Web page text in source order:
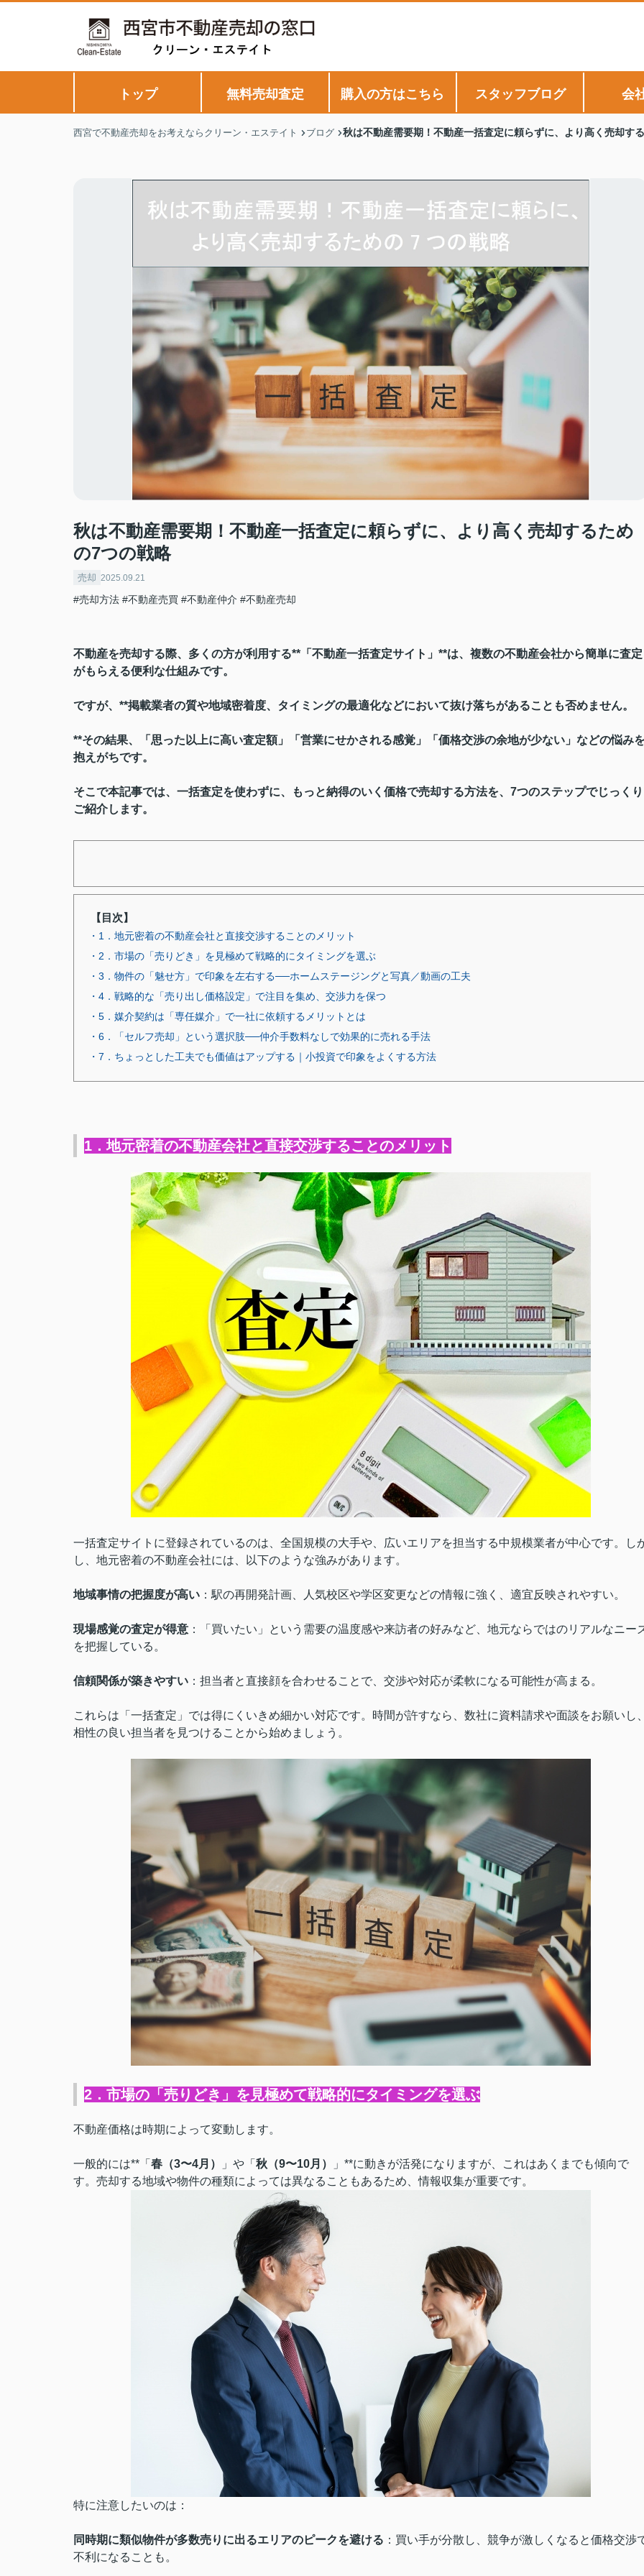
トップ 無料売却査定 購入の方はこちら スタッフブログ 会
西宮で不動産売却をお考えならクリーン・エステイト ブログ 秋は不動産需要期！不動産一括査定に頼らずに、より高く売却す
秋は不動産需要期！不動産一括査定に頼らずに、より高く売却するため
の7つの戦略
売却 2025.09.21
#売却方法 #不動産売買 #不動産仲介 #不動産売却
不動産を売却する際、多くの方が利用する**「不動産一括査定サイト」**は、複数の不動産会社から簡単に査定
がもらえる便利な仕組みです。
ですが、**掲載業者の質や地域密着度、タイミングの最適化などにおいて抜け落ちがあることも否めません。
**その結果、「思った以上に高い査定額」「営業にせかされる感覚」「価格交渉の余地が少ない」などの悩み
抱えがちです。
そこで本記事では、一括査定を使わずに、もっと納得のいく価格で売却する方法を、7つのステップでじっくり
ご紹介します。
【目次】
・1．地元密着の不動産会社と直接交渉することのメリット
・2．市場の「売りどき」を見極めて戦略的にタイミングを選ぶ
・3．物件の「魅せ方」で印象を左右する──ホームステージングと写真／動画の工夫
・4．戦略的な「売り出し価格設定」で注目を集め、交渉力を保つ
・5．媒介契約は「専任媒介」で一社に依頼するメリットとは
・6．「セルフ売却」という選択肢──仲介手数料なしで効果的に売れる手法
・7．ちょっとした工夫でも価値はアップする｜小投資で印象をよくする方法
1．地元密着の不動産会社と直接交渉することのメリット
一括査定サイトに登録されているのは、全国規模の大手や、広いエリアを担当する中規模業者が中心です。し
し、地元密着の不動産会社には、以下のような強みがあります。
地域事情の把握度が高い ：駅の再開発計画、人気校区や学区変更などの情報に強く、適宜反映されやすい。
現場感覚の査定が得意 ：「買いたい」という需要の温度感や来訪者の好みなど、地元ならではのリアルなニー
を把握している。
信頼関係が築きやすい ：担当者と直接顔を合わせることで、交渉や対応が柔軟になる可能性が高まる。
これらは「一括査定」では得にくいきめ細かい対応です。時間が許すなら、数社に資料請求や面談をお願いし
相性の良い担当者を見つけることから始めましょう。
2．市場の「売りどき」を見極めて戦略的にタイミングを選ぶ
不動産価格は時期によって変動します。
一般的には**「 春（3〜4月） 」や「 秋（9〜10月）
」**に動きが活発になりますが、これはあくまでも傾向で
す。売却する地域や物件の種類によっては異なることもあるため、情報収集が重要です。
特に注意したいのは：
同時期に類似物件が多数売りに出るエリアのピークを避ける ：買い手が分散し、競争が激しくなると価格交渉
不利になることも。